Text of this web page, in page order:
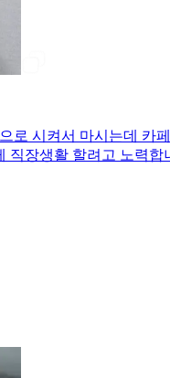
로 시켜서 마시는데 카
직장생활 할려고 노력